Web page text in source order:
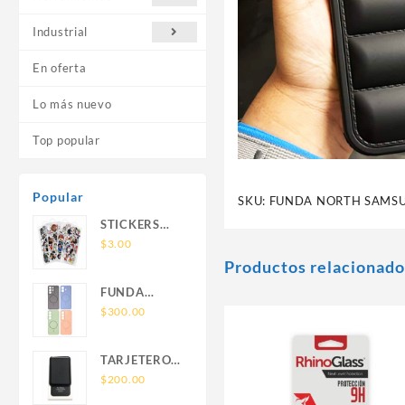
Industrial
En oferta
Lo más nuevo
Top popular
Popular
STICKERS
UNIVERSALES
$3.00
FUNDA
NOVA SAM
SIN SOPORTE
MAGNETICO
$300.00
TARJETERO
SIN SOPORTE
$200.00
SKU: FUNDA NORTH
Productos